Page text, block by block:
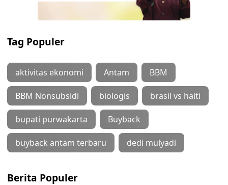
Tag Populer
aktivitas ekonomi Antam BBM
BBM Nonsubsidi biologis brasil vs haiti
bupati purwakarta Buyback
buyback antam terbaru dedi mulyadi
Berita Populer